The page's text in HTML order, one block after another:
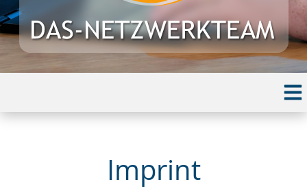
Imprint